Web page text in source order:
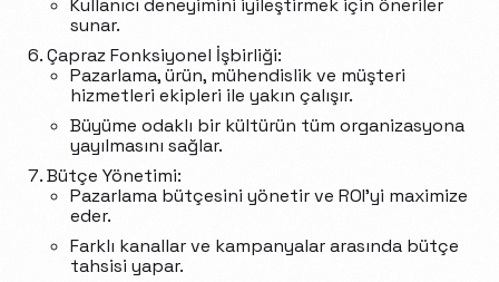
Kullanıcı deneyimini iyileştirmek için öneriler
sunar.
Çapraz Fonksiyonel İşbirliği:
Pazarlama, ürün, mühendislik ve müşteri
hizmetleri ekipleri ile yakın çalışır.
Büyüme odaklı bir kültürün tüm organizasyona
yayılmasını sağlar.
Bütçe Yönetimi:
Pazarlama bütçesini yönetir ve ROI’yi maximize
eder.
Farklı kanallar ve kampanyalar arasında bütçe
tahsisi yapar.